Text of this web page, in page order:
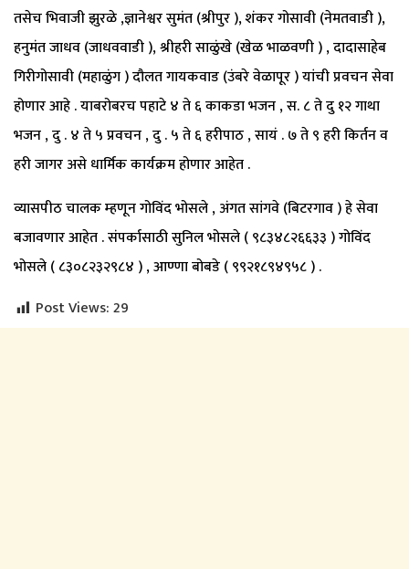
तसेच भिवाजी झुरळे ,ज्ञानेश्वर सुमंत (श्रीपुर ), शंकर गोसावी (नेमतवाडी ),
हनुमंत जाधव (जाधववाडी ), श्रीहरी साळुंखे (खेळ भाळवणी ) , दादासाहेब
गिरीगोसावी (महाळुंग ) दौलत गायकवाड (उंबरे वेळापूर ) यांची प्रवचन सेवा
होणार आहे . याबरोबरच पहाटे ४ ते ६ काकडा भजन , स. ८ ते दु १२ गाथा
भजन , दु . ४ ते ५ प्रवचन , दु . ५ ते ६ हरीपाठ , सायं . ७ ते ९ हरी किर्तन व
हरी जागर असे धार्मिक कार्यक्रम होणार आहेत .
व्यासपीठ चालक म्हणून गोविंद भोसले , अंगत सांगवे (बिटरगाव ) हे सेवा
बजावणार आहेत . संपर्कासाठी सुनिल भोसले ( ९८३४८२६६३३ ) गोविंद
भोसले ( ८३०८२३२९८४ ) , आण्णा बोबडे ( ९९२१८९४९५८ ) .
Post Views:29